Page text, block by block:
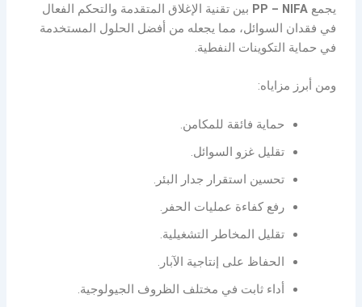
يجمعPP – NIFA بين تقنية الإغلاق المتقدمة والتحكم الفعال
في فقدان السوائل، مما يجعله من أفضل الحلول المستخدمة
في حماية التكوينات النفطية.
ومن أبرز مزاياه:
حماية فائقة للمكامن.
تقليل غزو السوائل.
تحسين استقرار جدار البئر.
رفع كفاءة عمليات الحفر.
تقليل المخاطر التشغيلية.
الحفاظ على إنتاجية الآبار.
أداء ثابت في مختلف الظروف الجيولوجية.